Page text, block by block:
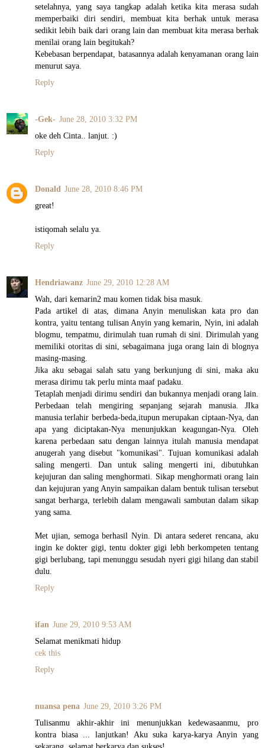
setelahnya, yang saya tangkap adalah ketika kita merasa sudah
memperbaiki diri sendiri, membuat kita berhak untuk merasa
sedikit lebih baik dari orang lain dan membuat kita merasa berhak
menilai orang lain begitukah?
Kebebasan berpendapat, batasannya adalah kenyamanan orang lain
menurut saya.
Reply
-Gek- June 28, 2010 3:32 PM
oke deh Cinta.. lanjut. :)
Reply
Donald June 28, 2010 8:46 PM
great!
istiqomah selalu ya.
Reply
Hendriawanz June 29, 2010 12:28 AM
Wah, dari kemarin2 mau komen tidak bisa masuk.
Pada artikel di atas, dimana Anyin menuliskan kata pro dan
kontra, yaitu tentang tulisan Anyin yang kemarin, Nyin, ini adalah
blogmu, tempatmu, dirimulah tuan rumah di sini. Dirimulah yang
memiliki otoritas di sini, sebagaimana juga orang lain di blognya
masing-masing.
Jika aku sebagai salah satu yang berkunjung di sini, maka aku
merasa dirimu tak perlu minta maaf padaku.
Tetaplah menjadi dirimu sendiri dan bukannya menjadi orang lain.
Perbedaan telah mengiring sepanjang sejarah manusia. JIka
manusia terlahir berbeda-beda,itupun merupakan ciptaan-Nya, dan
apa yang diciptakan-Nya menunjukkan keagungan-Nya. Oleh
karena perbedaan satu dengan lainnya itulah manusia mendapat
anugerah yang disebut "komunikasi". Tujuan komunikasi adalah
saling mengerti. Dan untuk saling mengerti ini, dibutuhkan
kejujuran dan saling menghormati. Sikap menghormati orang lain
dan kejujuran yang Anyin sampaikan dalam bentuk tulisan tersebut
sangat berharga, terlebih dalam mengawali sambutan dalam sikap
yang sama.
Met ujian, semoga berhasil Nyin. Di antara sederet rencana, aku
ingin ke dokter gigi, tentu dokter gigi lebh berkompeten tentang
gigi berlubang, tapi menunggu sesudah nyeri gigi hilang dan stabil
dulu.
Reply
ifan June 29, 2010 9:53 AM
Selamat menikmati hidup
cek this
Reply
nuansa pena June 29, 2010 3:26 PM
Tulisanmu akhir-akhir ini menunjukkan kedewasaanmu, pro
kontra biasa ... lanjutkan! Aku suka karya-karya Anyin yang